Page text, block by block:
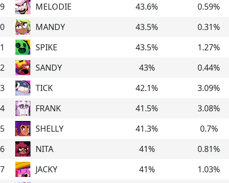
MELODIE 43.6% 0.59%
MANDY 43.5% 0.31%
SPIKE 43.5% 1.27%
SANDY 43% 0.44%
TICK 42.1% 3.09%
FRANK 41.5% 3.08%
SHELLY 41.3% 0.7%
NITA 41% 0.81%
JACKY 41% 1.03%